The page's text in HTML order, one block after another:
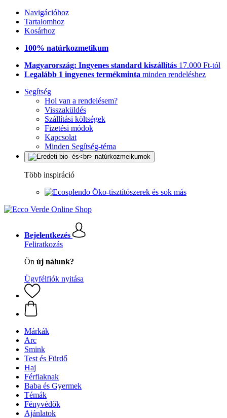
Navigációhoz
Tartalomhoz
Kosárhoz
100% natúrkozmetikum
Magyarország: Ingyenes standard kiszállítás 17.000 Ft-tól
Legalább 1 ingyenes termékminta minden rendeléshez
Segítség
Hol van a rendelésem?
Visszaküldés
Szállítási költségek
Fizetési módok
Kapcsolat
Minden Segítség-téma
Több inspiráció
Öko-tisztítószerek és sok más
Bejelentkezés
Feliratkozás
Ön új nálunk?
Ügyfélfiók nyitása
Márkák
Arc
Smink
Test és Fürdő
Haj
Férfiaknak
Baba és Gyermek
Témák
Fényvédők
Ajánlatok